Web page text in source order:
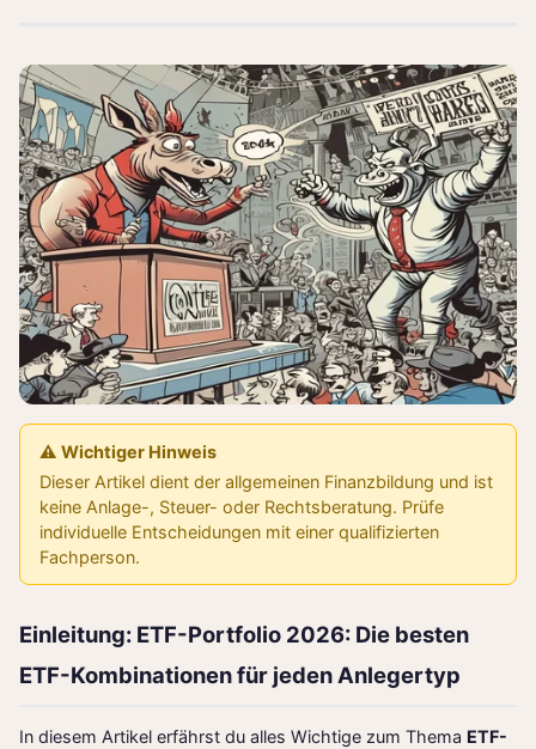
⚠️ Wichtiger Hinweis
Dieser Artikel dient der allgemeinen Finanzbildung und ist
keine Anlage-, Steuer- oder Rechtsberatung. Prüfe
individuelle Entscheidungen mit einer qualifizierten
Fachperson.
Einleitung: ETF-Portfolio 2026: Die besten
ETF-Kombinationen für jeden Anlegertyp
In diesem Artikel erfährst du alles Wichtige zum Thema ETF-